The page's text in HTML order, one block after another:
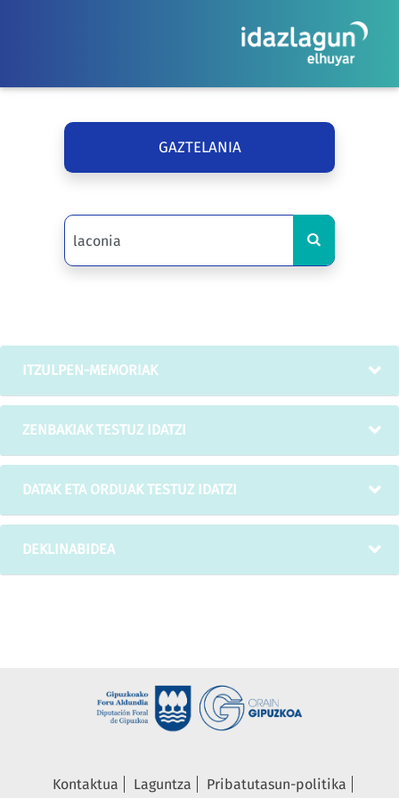
GAZTELANIA
ITZULPEN-MEMORIAK
ZENBAKIAK TESTUZ IDATZI
DATAK ETA ORDUAK TESTUZ IDATZI
DEKLINABIDEA
Kontaktua Laguntza
Pribatutasun-politika